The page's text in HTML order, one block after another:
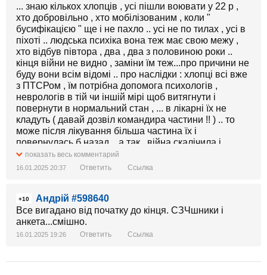
... знаю кількох хлопців , усі пішли воювати у 22 р ,
хто добровільно , хто мобілізованим , коли "
бусифікацією " ще і не пахло .. усі не по тилах , усі в
піхоті .. людська психіка вона теж має свою межу ,
хто відбув півтора , два , два з половиною роки ..
кінця війни не видно , заміни їм теж...про причини не
буду вони всім відомі .. про наслідки : хлопці всі вже
з ПТСРом , їм потрібна допомога психологів ,
неврологів в тій чи іншій мірі щоб витягнути і
повернути в нормальний стан , ... в лікарні їх не
кладуть ( давай дозвіл командира частини !! ) .. то
може після лікування більша частина їх і
повернулась б назад ...а так , війна скалічила і
зробила їх тепер злочинцями ...можна хоч зробити
гарячу лінію для них з вирішення цих питань , а
показать весь комментарий
16.01.2025 20:37 Ответить Ссылка
+10
Андрій #598640
Все вигадано від початку до кінця. СЗЧшники і
анкета...смішно.
16.01.2025 19:26 Ответить Ссылка